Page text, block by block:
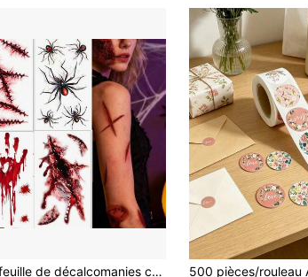
4/1 feuille de décalcomanies corporelles d'horreur avec cicatrice sanglante, autocollants décoratifs réalistes d'empreinte de main de sang d'araignée auto-adhésifs pour maquillage de fête d'Halloween et cosplay